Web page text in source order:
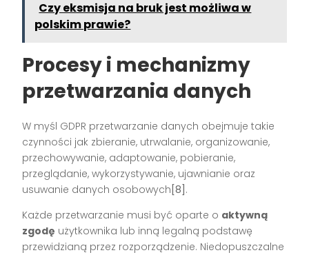
Czy eksmisja na bruk jest możliwa w
polskim prawie?
Procesy i mechanizmy
przetwarzania danych
W myśl GDPR przetwarzanie danych obejmuje takie
czynności jak zbieranie, utrwalanie, organizowanie,
przechowywanie, adaptowanie, pobieranie,
przeglądanie, wykorzystywanie, ujawnianie oraz
usuwanie danych osobowych [8] .
Każde przetwarzanie musi być oparte o aktywną
zgodę użytkownika lub inną legalną podstawę
przewidzianą przez rozporządzenie. Niedopuszczalne